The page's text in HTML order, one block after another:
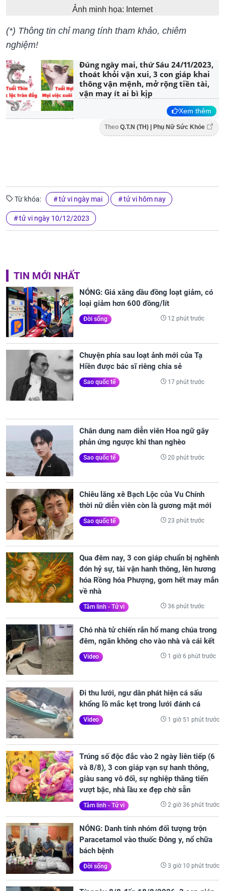
Ảnh minh họa: Internet
(*) Thông tin chỉ mang tính tham khảo, chiêm
nghiệm!
Đúng ngày mai, thứ Sáu 24/11/2023,
thoát khỏi vận xui, 3 con giáp khai
thông vận mệnh, mở rộng tiền tài,
vận may ít ai bì kịp
Xem thêm
Theo Q.T.N (TH) | Phụ Nữ Sức Khỏe
Từ khóa: tử vi ngày mai tử vi hôm nay
tử vi ngày 10/12/2023
TIN MỚI NHẤT
NÓNG: Giá xăng dầu đồng loạt giảm, có
loại giảm hơn 600 đồng/lít
Đời sống 12 phút trước
Chuyện phía sau loạt ảnh mới của Tạ
Hiền được bác sĩ riêng chia sẻ
Sao quốc tế 17 phút trước
Chân dung nam diễn viên Hoa ngữ gây
phản ứng ngược khi than nghèo
Sao quốc tế 20 phút trước
Chiêu lăng xê Bạch Lộc của Vu Chính
thời nữ diễn viên còn là gương mặt mới
Sao quốc tế 23 phút trước
Qua đêm nay, 3 con giáp chuẩn bị nghênh
đón hỷ sự, tài vận hanh thông, lên hương
hóa Rồng hóa Phượng, gom hết may mắn
về nhà
Tâm linh - Tử vi 36 phút trước
Chó nhà tử chiến rắn hổ mang chúa trong
đêm, ngăn không cho vào nhà và cái kết
Video 1 giờ 6 phút trước
Đi thu lưới, ngư dân phát hiện cá sấu
khổng lồ mắc kẹt trong lưới đánh cá
Video 1 giờ 51 phút trước
Trúng số độc đắc vào 2 ngày liên tiếp (6
và 8/8), 3 con giáp vạn sự hanh thông,
giàu sang vô đối, sự nghiệp thăng tiến
vượt bậc, nhà lầu xe đẹp chờ sẵn
Tâm linh - Tử vi 2 giờ 36 phút trước
NÓNG: Danh tính nhóm đối tượng trộn
Paracetamol vào thuốc Đông y, nổ chữa
bách bệnh
Đời sống 3 giờ 10 phút trước